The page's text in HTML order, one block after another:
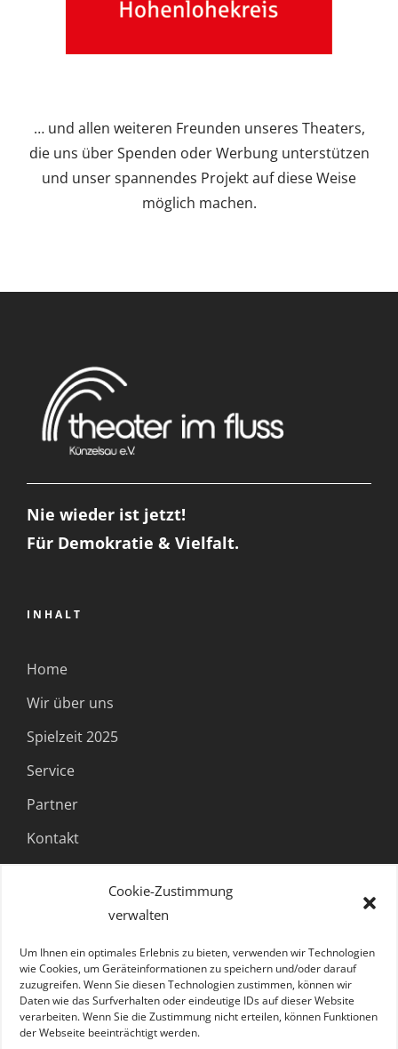
Cookie-Zustimmung
verwalten
Um Ihnen ein optimales Erlebnis zu bieten, verwenden wir Technologien
wie Cookies, um Geräteinformationen zu speichern und/oder darauf
zuzugreifen. Wenn Sie diesen Technologien zustimmen, können wir
Daten wie das Surfverhalten oder eindeutige IDs auf dieser Website
verarbeiten. Wenn Sie die Zustimmung nicht erteilen, können Funktionen
der Webseite beeinträchtigt werden.
… und allen weiteren Freunden unseres Theaters,
die uns über Spenden oder Werbung unterstützen
und unser spannendes Projekt auf diese Weise
möglich machen.
Nie wieder ist jetzt!
Für Demokratie & Vielfalt.
INHALT
Home
Wir über uns
Spielzeit 2025
Service
Partner
Kontakt
FOLGE UNS